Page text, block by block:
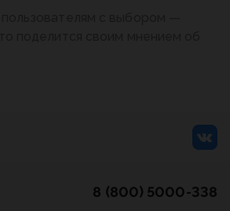
8 (800) 5000-338